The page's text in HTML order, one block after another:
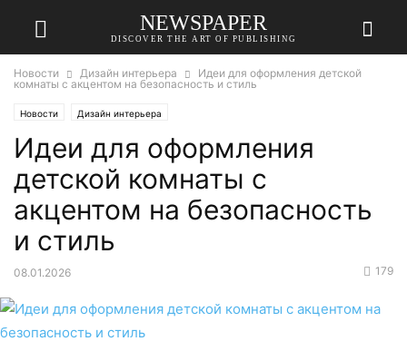
NEWSPAPER
DISCOVER THE ART OF PUBLISHING
Новости Дизайн интерьера
Идеи для оформления детской
комнаты с акцентом на безопасность и стиль
Новости Дизайн интерьера
Идеи для оформления
детской комнаты с
акцентом на безопасность
и стиль
08.01.2026 179